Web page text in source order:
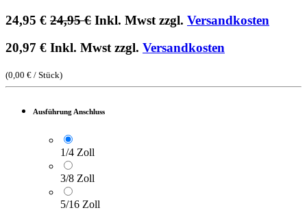
24,95 € 24,95€ Inkl. Mwst zzgl. Versandkosten
20,97 € Inkl. Mwst zzgl. Versandkosten
(0,00 € / Stück)
Ausführung Anschluss
1/4 Zoll
3/8 Zoll
5/16 Zoll